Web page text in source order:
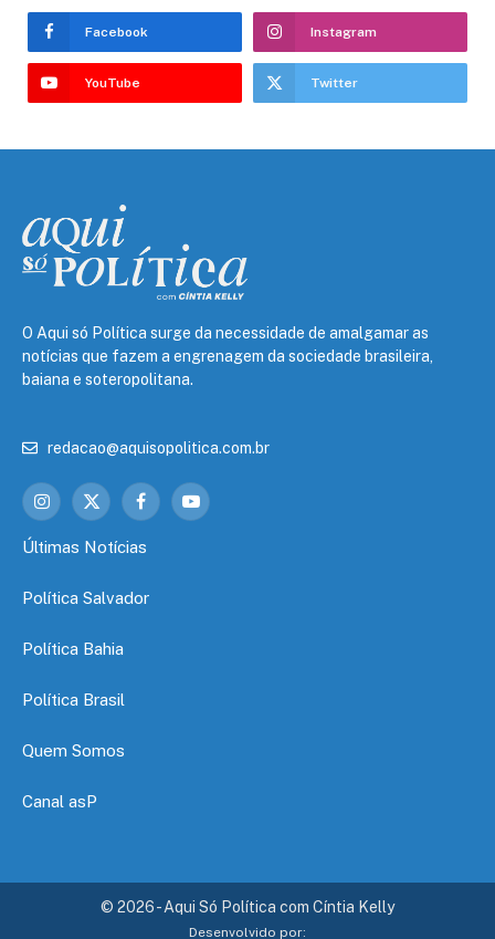
Facebook Instagram
YouTube Twitter
O Aqui só Política surge da necessidade de amalgamar as
notícias que fazem a engrenagem da sociedade brasileira,
baiana e soteropolitana.
redacao@aquisopolitica.com.br
Instagram
X
FacebookYouTube
Últimas Notícias
Política Salvador
Política Bahia
Política Brasil
Quem Somos
Canal asP
© 2026 - Aqui Só Política com Cíntia Kelly
Desenvolvido por: